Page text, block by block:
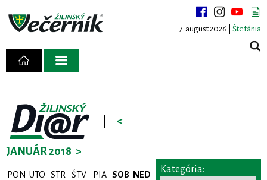
7. august 2026 | Štefánia
<
JANUÁR 2018 >
PON UTO STR ŠTV PIA SOB NED Kategória: